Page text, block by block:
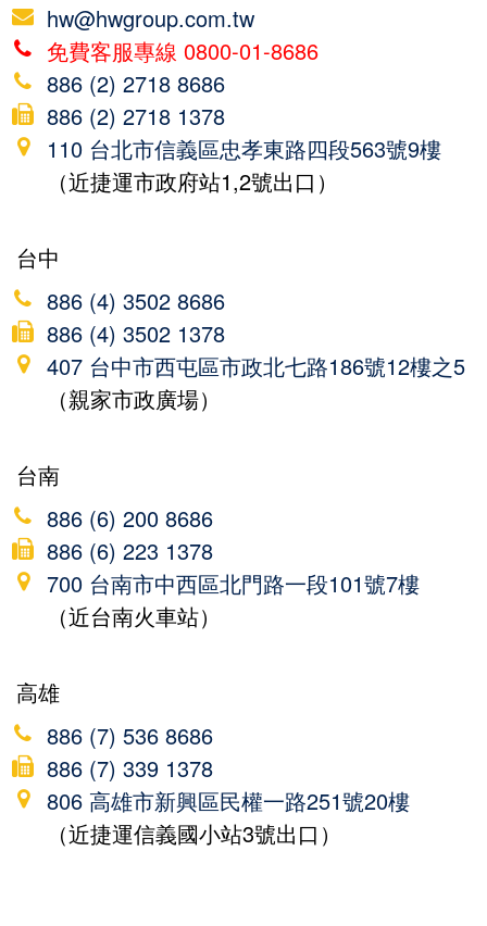
hw@hwgroup.com.tw
免費客服專線 0800-01-8686
886 (2) 2718 8686
886 (2) 2718 1378
110 台北市信義區忠孝東路四段563號9樓
（近捷運市政府站1,2號出口）
台中
886 (4) 3502 8686
886 (4) 3502 1378
407 台中市西屯區市政北七路186號12樓之5
（親家市政廣場）
台南
886 (6) 200 8686
886 (6) 223 1378
700 台南市中西區北門路一段101號7樓
（近台南火車站）
高雄
886 (7) 536 8686
886 (7) 339 1378
806 高雄市新興區民權一路251號20樓
（近捷運信義國小站3號出口）